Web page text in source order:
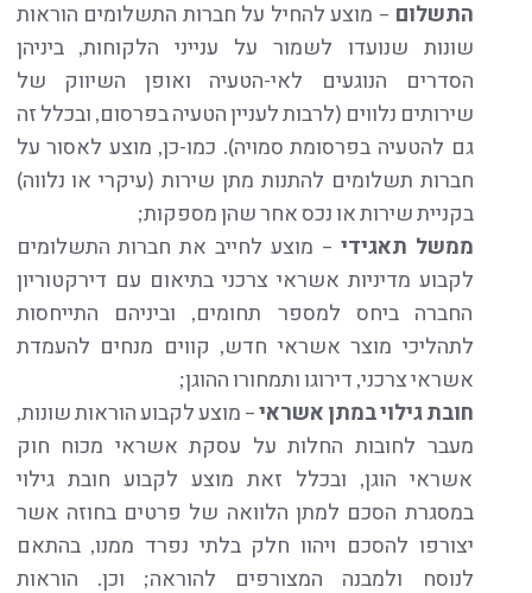
התשלום – מוצע להחיל על חברות התשלומים הוראות
שונות שנועדו לשמור על ענייני הלקוחות, ביניהן
הסדרים הנוגעים לאי-הטעיה ואופן השיווק של
שירותים נלווים (לרבות לעניין הטעיה בפרסום, ובכלל זה
גם להטעיה בפרסומת סמויה). כמו-כן, מוצע לאסור על
חברות תשלומים להתנות מתן שירות (עיקרי או נלווה)
בקניית שירות או נכס אחר שהן מספקות;
ממשל תאגידי – מוצע לחייב את חברות התשלומים
לקבוע מדיניות אשראי צרכני בתיאום עם דירקטוריון
החברה ביחס למספר תחומים, וביניהם התייחסות
לתהליכי מוצר אשראי חדש, קווים מנחים להעמדת
אשראי צרכני, דירוגו ותמחורו ההוגן;
חובת גילוי במתן אשראי– מוצע לקבוע הוראות שונות,
מעבר לחובות החלות על עסקת אשראי מכוח חוק
אשראי הוגן, ובכלל זאת מוצע לקבוע חובת גילוי
במסגרת הסכם למתן הלוואה של פרטים בחוזה אשר
יצורפו להסכם ויהוו חלק בלתי נפרד ממנו, בהתאם
לנוסח ולמבנה המצורפים להוראה; וכן. הוראות